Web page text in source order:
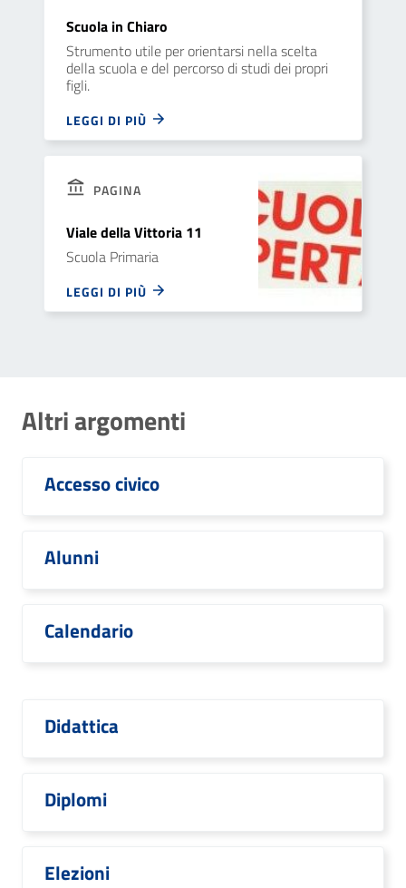
Scuola in Chiaro
Strumento utile per orientarsi nella scelta
della scuola e del percorso di studi dei propri
figli.
LEGGI DI PIÙ
PAGINA
Viale della Vittoria 11
Scuola Primaria
LEGGI DI PIÙ
Altri argomenti
Accesso civico
Alunni
Calendario
Didattica
Diplomi
Elezioni